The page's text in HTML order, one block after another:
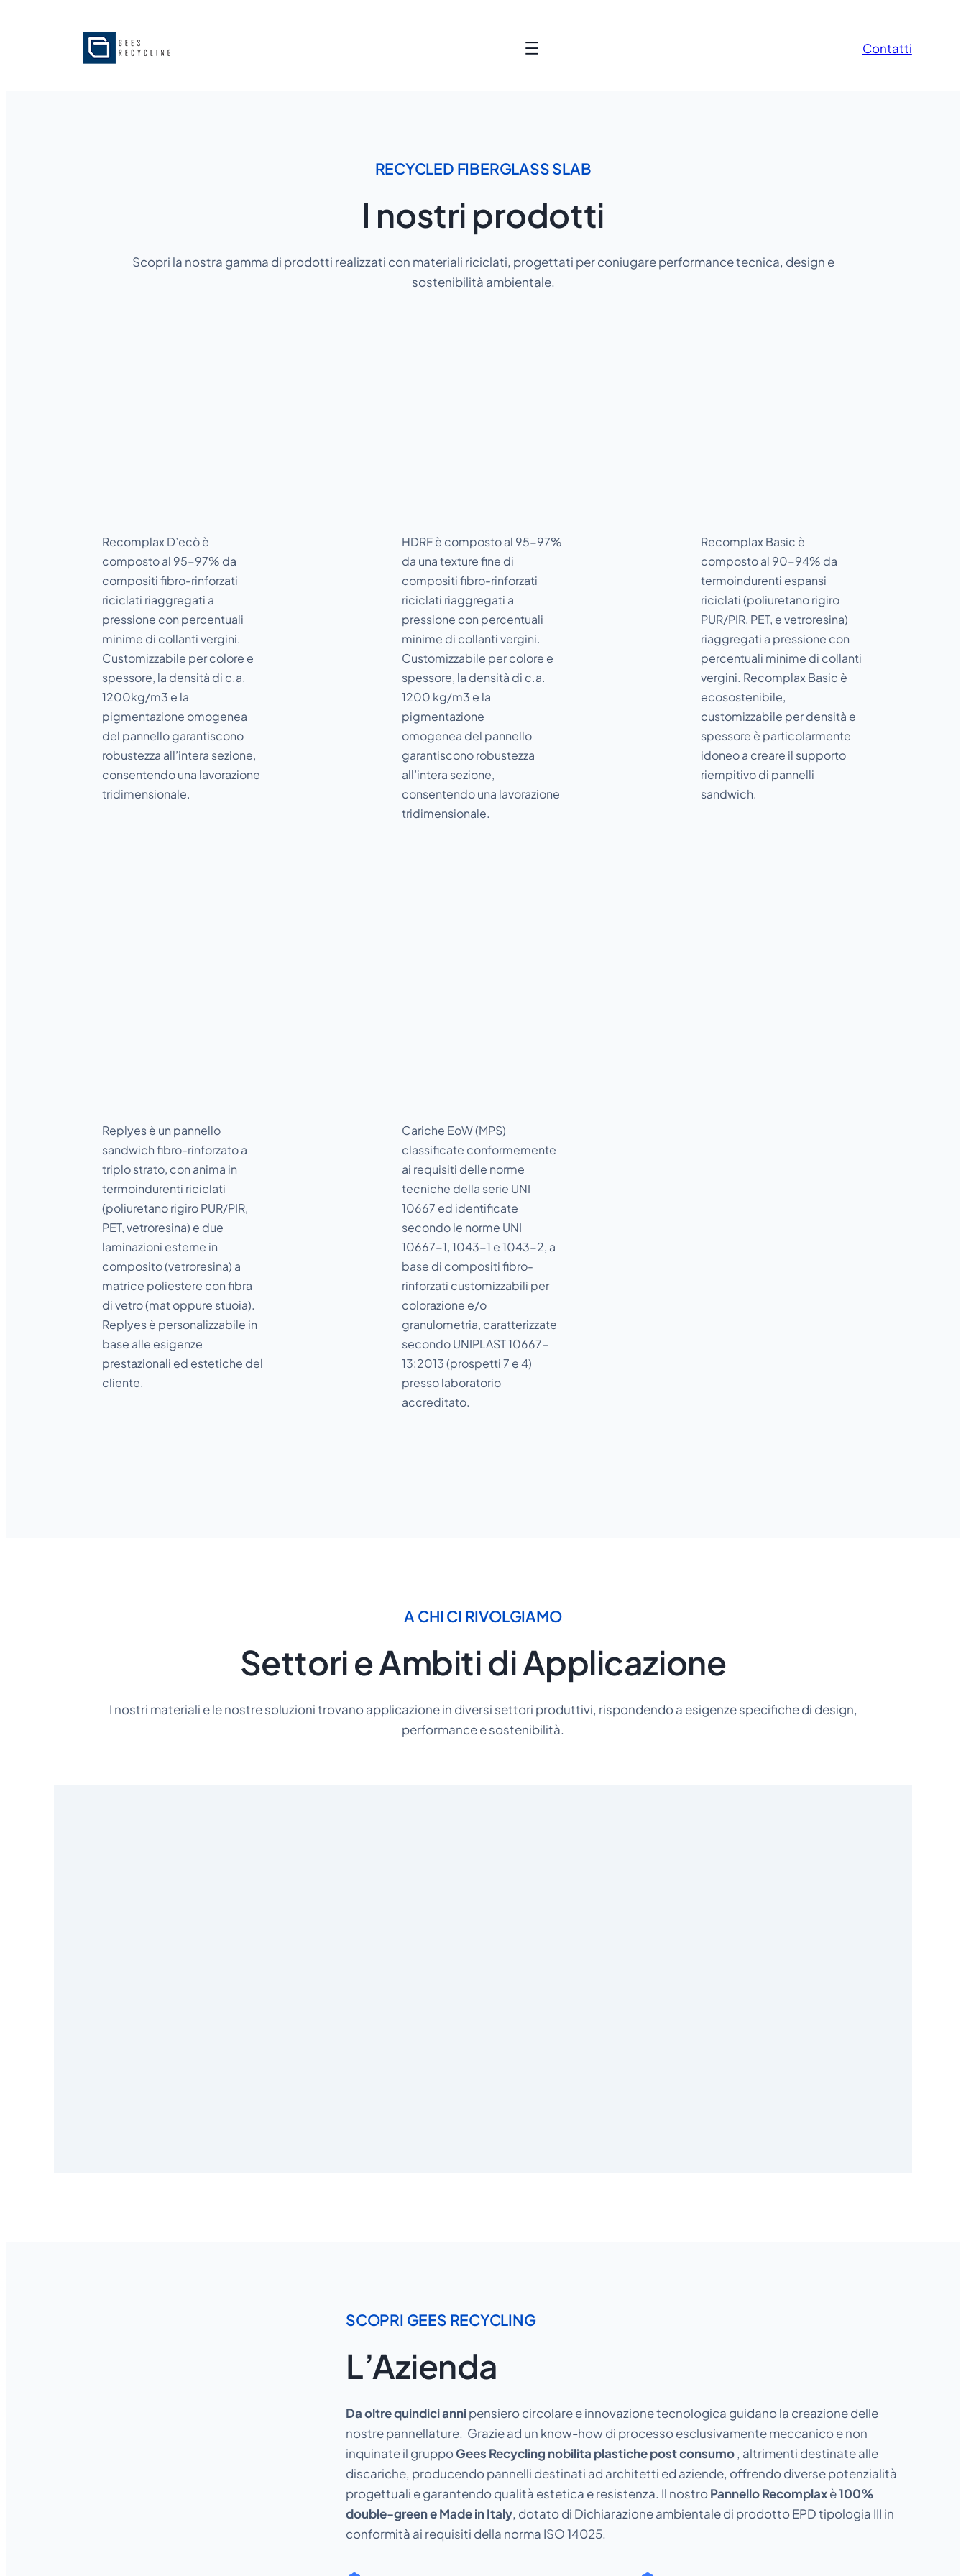
Contatti
RECYCLED FIBERGLASS SLAB
I nostri prodotti
Scopri la nostra gamma di prodotti realizzati con materiali riciclati, progettati per coniugare performance tecnica, design e
sostenibilità ambientale.
Recomplax D’ecò è
composto al 95-97% da
compositi fibro-rinforzati
riciclati riaggregati a
pressione con percentuali
minime di collanti vergini.
Customizzabile per colore e
spessore, la densità di c.a.
1200kg/m3 e la
pigmentazione omogenea
del pannello garantiscono
robustezza all’intera sezione,
consentendo una lavorazione
tridimensionale.
HDRF è composto al 95-97%
da una texture fine di
compositi fibro-rinforzati
riciclati riaggregati a
pressione con percentuali
minime di collanti vergini.
Customizzabile per colore e
spessore, la densità di c.a.
1200 kg/m3 e la
pigmentazione
omogenea del pannello
garantiscono robustezza
all’intera sezione,
consentendo una lavorazione
tridimensionale.
Recomplax Basic è
composto al 90-94% da
termoindurenti espansi
riciclati (poliuretano rigiro
PUR/PIR, PET, e vetroresina)
riaggregati a pressione con
percentuali minime di collanti
vergini. Recomplax Basic è
ecosostenibile,
customizzabile per densità e
spessore è particolarmente
idoneo a creare il supporto
riempitivo di pannelli
sandwich.
Replyes è un pannello
sandwich fibro-rinforzato a
triplo strato, con anima in
termoindurenti riciclati
(poliuretano rigiro PUR/PIR,
PET, vetroresina) e due
laminazioni esterne in
composito (vetroresina) a
matrice poliestere con fibra
di vetro (mat oppure stuoia).
Replyes è personalizzabile in
base alle esigenze
prestazionali ed estetiche del
cliente.
Cariche EoW (MPS)
classificate conformemente
ai requisiti delle norme
tecniche della serie UNI
10667 ed identificate
secondo le norme UNI
10667-1, 1043-1 e 1043-2, a
base di compositi fibro-
rinforzati customizzabili per
colorazione e/o
granulometria, caratterizzate
secondo UNIPLAST 10667-
13:2013 (prospetti 7 e 4)
presso laboratorio
accreditato.
A CHI CI RIVOLGIAMO
Settori e Ambiti di Applicazione
I nostri materiali e le nostre soluzioni trovano applicazione in diversi settori produttivi, rispondendo a esigenze specifiche di design,
performance e sostenibilità.
SCOPRI GEES RECYCLING
L’Azienda
Da oltre quindici annipensiero circolare e innovazione tecnologica guidano la creazione delle
nostre pannellature. Grazie ad un know-how di processo esclusivamente meccanico e non
inquinate il gruppoGees Recycling nobilita plastiche post consumo, altrimenti destinate alle
discariche, producendo pannelli destinati ad architetti ed aziende, offrendo diverse potenzialità
progettuali e garantendo qualità estetica e resistenza. Il nostroPannello Recomplaxè100%
double-green e Made in Italy, dotato di Dichiarazione ambientale di prodotto EPD tipologia III in
conformità ai requisiti della norma ISO 14025.